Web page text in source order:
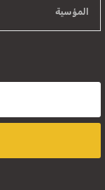
المؤسية